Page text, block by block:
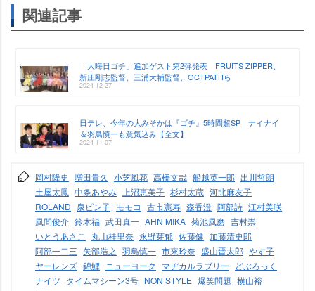
関連記事
「大晦日ゴチ」追加ゲスト第2弾発表 FRUITS ZIPPER、
新庄剛志監督、三浦大輔監督、OCTPATHら
2024-12-27
日テレ、今年の大みそかは『ゴチ』5時間超SP ナイナイ
＆羽鳥慎一も意気込み【全文】
2024-11-07
岡村隆史 増田貴久 小芝風花 高橋文哉 船越英一郎 出川哲朗
土屋太鳳 中条あやみ 上沼恵美子 杉村太蔵 河北麻友子
ROLAND 泉ピン子 モモコ 古市憲寿 森香澄 阿部詩 江村美咲
風間俊介 鈴木福 武田真一 AHN MIKA 菊池風磨 吉村崇
いとうあさこ
丸山桂里奈 永野芽郁 佐藤健 加藤清史郎
阿部一二三 矢部浩之 羽鳥慎一 市來玲奈 盛山晋太郎 す子
ヤーレンズ 錦鯉 ニューヨーク マヂカルラブリー
どぶろっく
ナイツ タイムマシーン3号 NON STYLE 爆笑問題 横山裕